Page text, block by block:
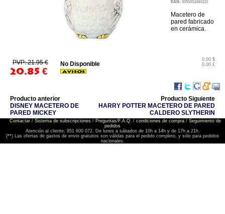
EAN: 5055453484315
Macetero de
pared fabricado
en cerámica.
PVP: 21.95 €
20.85 €
0.00 $
0.00 £
No Disponible
Producto anterior
DISNEY MACETERO DE
PARED MICKEY
Producto Siguiente
HARRY POTTER MACETERO DE PARED
CALDERO SLYTHERIN
Contactar/ Sistema de subscripciones/ Preguntas/F.A.Q. / condiciones de compra/ Seguimiento de
pedidos
Atención al cliente: 951 600 072. De lunes a sábados de 10h a 14h y de 17h a 21h.
(**) Las ofertas de gastos de envio gratuitos son válidas para el pedido completo, y sólo para pedidos
nacionales.